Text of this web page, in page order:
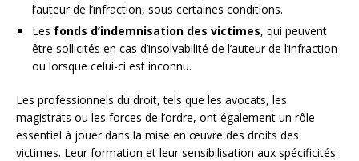
l’auteur de l’infraction, sous certaines conditions.
Les fonds d’indemnisation des victimes, qui peuvent
être sollicités en cas d’insolvabilité de l’auteur de l’infraction
ou lorsque celui-ci est inconnu.
Les professionnels du droit, tels que les avocats, les
magistrats ou les forces de l’ordre, ont également un rôle
essentiel à jouer dans la mise en œuvre des droits des
victimes. Leur formation et leur sensibilisation aux spécificités